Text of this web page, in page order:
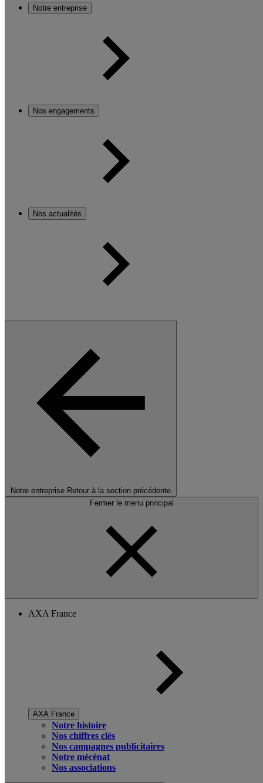
Notre entreprise
Nos engagements
Nos actualités
Notre entreprise Retour à la section précédente
Fermer le menu principal
AXA France
AXA France
Notre histoire
Nos chiffres clés
Nos campagnes publicitaires
Notre mécénat
Nos associations